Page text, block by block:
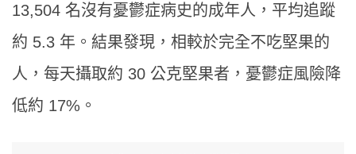
13,504 名沒有憂鬱症病史的成年人，平均追蹤
約 5.3 年。結果發現，相較於完全不吃堅果的
人，每天攝取約 30 公克堅果者，憂鬱症風險降
低約 17%。